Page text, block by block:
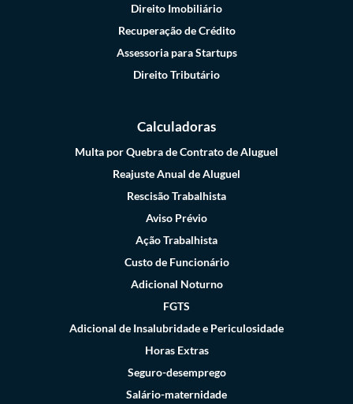
Direito Imobiliário
Recuperação de Crédito
Assessoria para Startups
Direito Tributário
Calculadoras
Multa por Quebra de Contrato de Aluguel
Reajuste Anual de Aluguel
Rescisão Trabalhista
Aviso Prévio
Ação Trabalhista
Custo de Funcionário
Adicional Noturno
FGTS
Adicional de Insalubridade e Periculosidade
Horas Extras
Seguro-desemprego
Salário-maternidade